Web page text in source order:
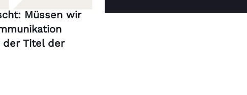
Müssen wir
der Titel der